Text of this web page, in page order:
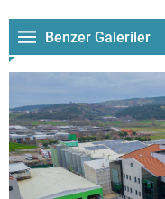
Benzer Galeriler